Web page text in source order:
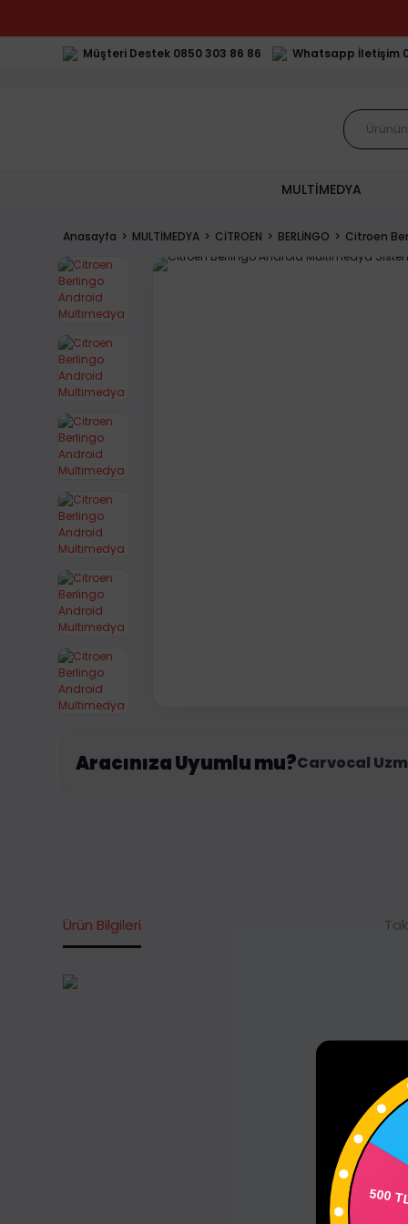
Müşteri Destek 0850 303 86 86 Whatsapp İletişim
MULTİMEDYA
Anasayfa MULTİMEDYA CİTROEN BERLİNGO Citroen
Aracınıza Uyumlu mu?Carvocal
Ürün Bilgileri